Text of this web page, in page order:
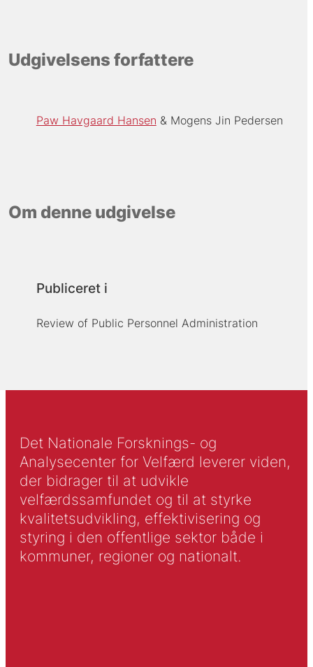
Udgivelsens forfattere
Paw Havgaard Hansen Mogens Jin Pedersen
Om denne udgivelse
Publiceret i
Review of Public Personnel Administration
Det Nationale Forsknings- og
Analysecenter for Velfærd leverer viden,
der bidrager til at udvikle
velfærdssamfundet og til at styrke
kvalitetsudvikling, effektivisering og
styring i den offentlige sektor både i
kommuner, regioner og nationalt.